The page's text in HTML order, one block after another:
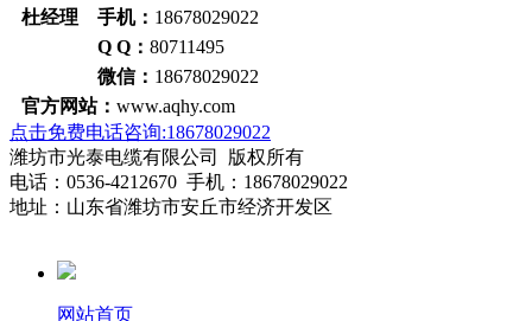
杜经理 手机： 18678029022
Q Q： 80711495
微信： 18678029022
官方网站： www.aqhy.com
点击免费电话咨询:18678029022
潍坊市光泰电缆有限公司 版权所有
电话：0536-4212670 手机：18678029022
地址：山东省潍坊市安丘市经济开发区
网站首页